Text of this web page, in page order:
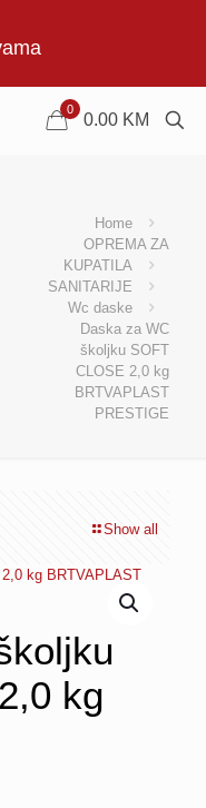
0
0.00 KM
Home
OPREMA ZA
KUPATILA
SANITARIJE
Wc daske
Daska za WC
školjku SOFT
CLOSE 2,0 kg
BRTVAPLAST
PRESTIGE
Show all
kg